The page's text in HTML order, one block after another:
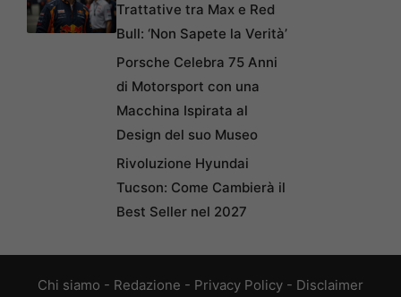
Trattative tra Max e Red
Bull: ‘Non Sapete la Verità’
Porsche Celebra 75 Anni
di Motorsport con una
Macchina Ispirata al
Design del suo Museo
Rivoluzione Hyundai
Tucson: Come Cambierà il
Best Seller nel 2027
Chi siamo - Redazione - Privacy Policy - Disclaimer